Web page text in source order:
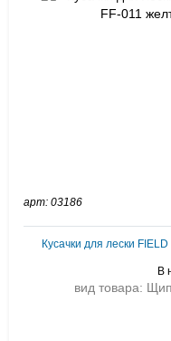
арт: 03186
Кусачки для лески
В
вид товара: